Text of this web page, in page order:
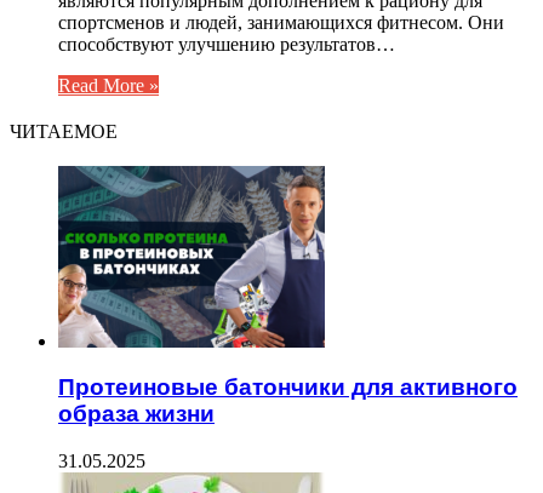
спортсменов и людей, занимающихся фитнесом. Они
способствуют улучшению результатов…
Read More »
ЧИТАЕМОЕ
Протеиновые батончики для активного
образа жизни
31.05.2025